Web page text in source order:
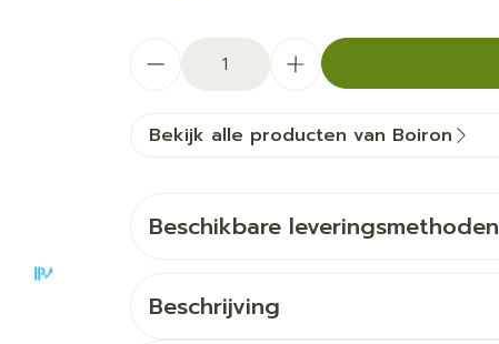
Bekijk alle producten van Boiron
Beschikbare leveringsmethoden
Beschrijving